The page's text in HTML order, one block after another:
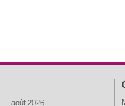
août 2026